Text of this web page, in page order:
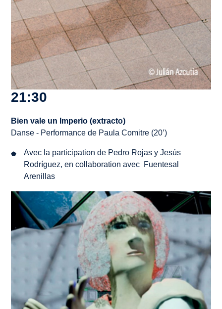
21:30
Bien vale un Imperio (extracto)
Danse - Performance de Paula Comitre (20’)
Avec la participation de Pedro Rojas y Jesús
Rodríguez, en collaboration avec Fuentesal
Arenillas